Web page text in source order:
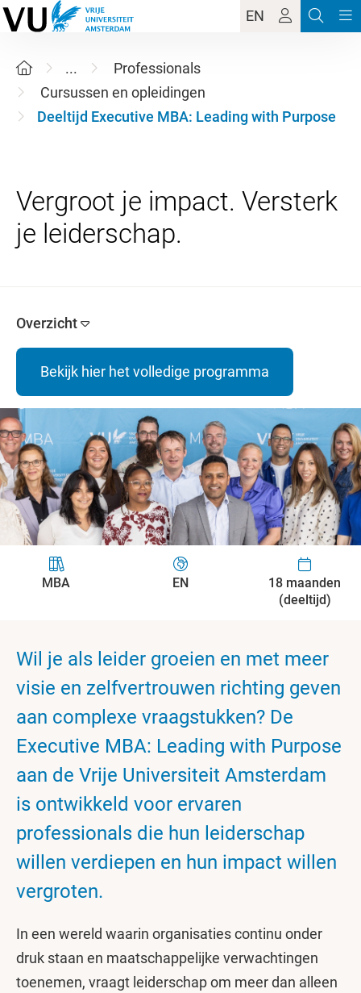
EN
...
Professionals
Cursussen en opleidingen
Deeltijd Executive MBA: Leading with Purpose
Vergroot je impact. Versterk
Overzicht
Bekijk hier het volledige programma
MBA EN
18 maanden
(deeltijd)
Wil je als leider groeien en met meer
visie en zelfvertrouwen richting geven
aan complexe vraagstukken? De
Executive MBA: Leading with Purpose
aan de Vrije Universiteit Amsterdam
is ontwikkeld voor ervaren
professionals die hun leiderschap
willen verdiepen en hun impact willen
vergroten.
In een wereld waarin organisaties continu onder
druk staan en maatschappelijke verwachtingen
toenemen, vraagt leiderschap om meer dan alleen